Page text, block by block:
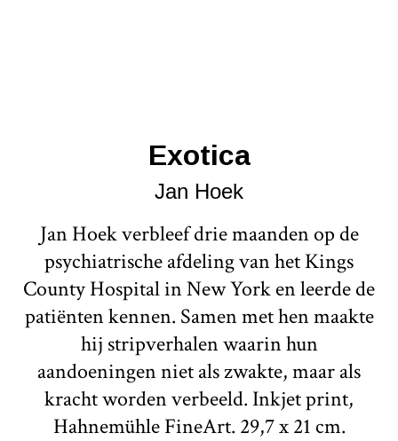
Exotica
Jan Hoek
Jan Hoek verbleef drie maanden op de
psychiatrische afdeling van het Kings
County Hospital in New York en leerde de
patiënten kennen. Samen met hen maakte
hij stripverhalen waarin hun
aandoeningen niet als zwakte, maar als
kracht worden verbeeld. Inkjet print,
Hahnemühle FineArt. 29,7 x 21 cm.